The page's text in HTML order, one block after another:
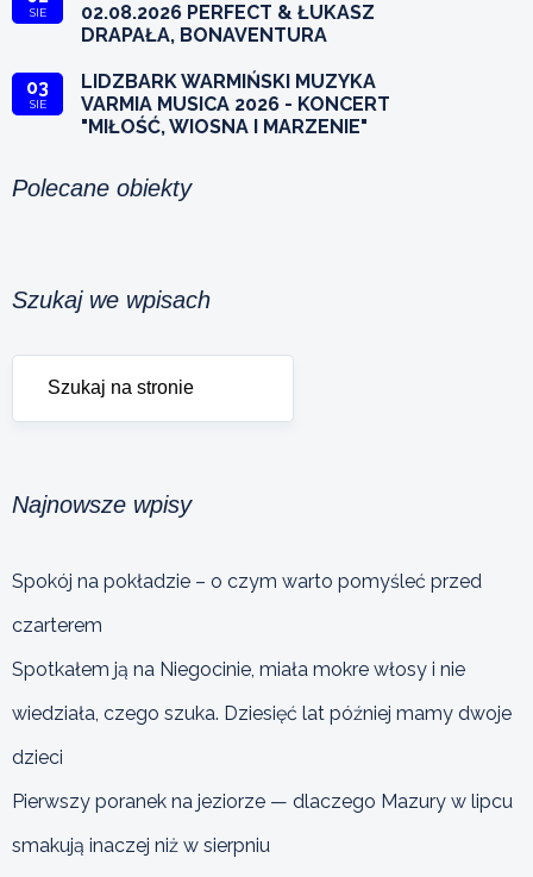
SIE
02.08.2026 PERFECT & ŁUKASZ
DRAPAŁA, BONAVENTURA
03
SIE
LIDZBARK WARMIŃSKI MUZYKA
VARMIA MUSICA 2026 - KONCERT
"MIŁOŚĆ, WIOSNA I MARZENIE"
Polecane obiekty
Szukaj we wpisach
Najnowsze wpisy
Spokój na pokładzie – o czym warto pomyśleć przed
czarterem
Spotkałem ją na Niegocinie, miała mokre włosy i nie
wiedziała, czego szuka. Dziesięć lat później mamy dwoje
dzieci
Pierwszy poranek na jeziorze — dlaczego Mazury w lipcu
smakują inaczej niż w sierpniu